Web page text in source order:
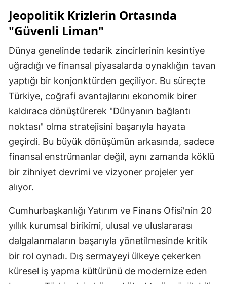
Jeopolitik Krizlerin Ortasında
"Güvenli Liman"
Dünya genelinde tedarik zincirlerinin kesintiye
uğradığı ve finansal piyasalarda oynaklığın tavan
yaptığı bir konjonktürden geçiliyor. Bu süreçte
Türkiye, coğrafi avantajlarını ekonomik birer
kaldıraca dönüştürerek "Dünyanın bağlantı
noktası" olma stratejisini başarıyla hayata
geçirdi. Bu büyük dönüşümün arkasında, sadece
finansal enstrümanlar değil, aynı zamanda köklü
bir zihniyet devrimi ve vizyoner projeler yer
alıyor.
Cumhurbaşkanlığı Yatırım ve Finans Ofisi'nin 20
yıllık kurumsal birikimi, ulusal ve uluslararası
dalgalanmaların başarıyla yönetilmesinde kritik
bir rol oynadı. Dış sermayeyi ülkeye çekerken
küresel iş yapma kültürünü de modernize eden